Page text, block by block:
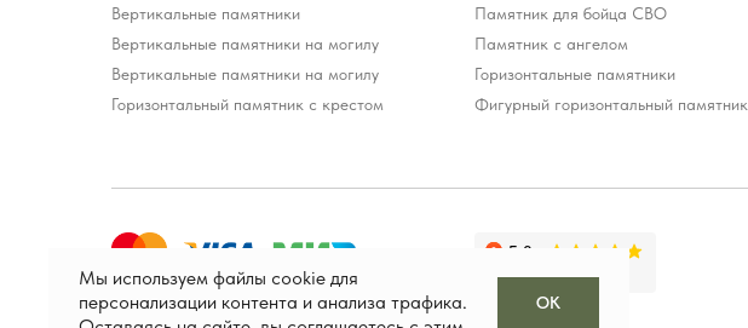
Вертикальные памятники
Вертикальные памятники на могилу
Вертикальные памятники на могилу
Горизонтальный памятник с крестом
Памятник для бойца СВО
Памятник с ангелом
Горизонтальные памятники
Фигурный горизонтальный памятник
Мы используем файлы cookie для
персонализации контента и анализа трафика.
OK